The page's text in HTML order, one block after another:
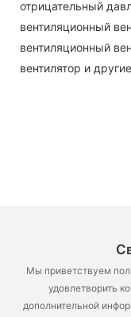
отрицательный
вентиляционный
вентиляционный
вентилятор и
Мы приветствуем
удовлетворить
дополнительной